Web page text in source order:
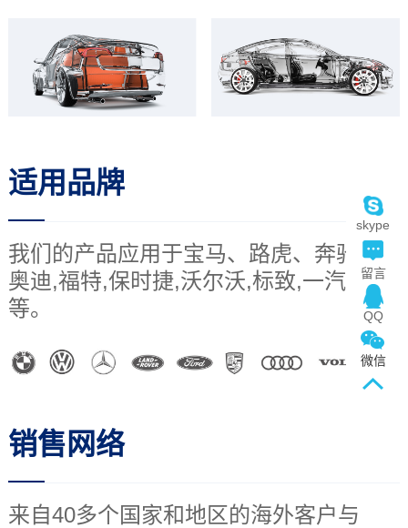
skype
留言
QQ
微信
适用品牌
我们的产品应用于宝马、路虎、奔驰、
奥迪,福特,保时捷,沃尔沃,标致,一汽大众
等。
销售网络
来自40多个国家和地区的海外客户与